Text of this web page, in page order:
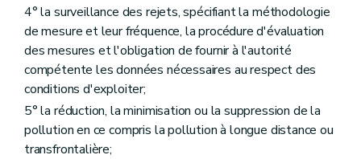
4° la surveillance des rejets, spécifiant la méthodologie
de mesure et leur fréquence, la procédure d'évaluation
des mesures et l'obligation de fournir à l'autorité
compétente les données nécessaires au respect des
conditions d'exploiter;
5° la réduction, la minimisation ou la suppression de la
pollution en ce compris la pollution à longue distance ou
transfrontalière;